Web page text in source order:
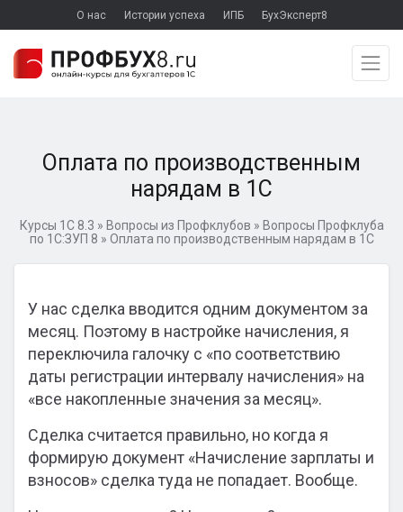
О нас Истории успеха ИПБ БухЭксперт8
Оплата по производственным
нарядам в 1С
Курсы 1С 8.3 » Вопросы из Профклубов » Вопросы Профклуба
по 1С:ЗУП 8 » Оплата по производственным нарядам в 1С
У нас сделка вводится одним документом за
месяц. Поэтому в настройке начисления, я
переключила галочку с «по соответствию
даты регистрации интервалу начисления» на
«все накопленные значения за месяц».
Сделка считается правильно, но когда я
формирую документ «Начисление зарплаты и
взносов» сделка туда не попадает. Вообще.